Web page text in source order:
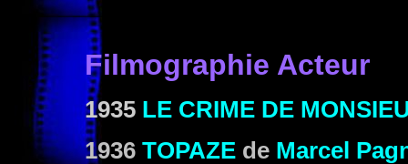
Filmographie Acteur
1935 LE CRIME DE
1936 TOPAZE de Marcel